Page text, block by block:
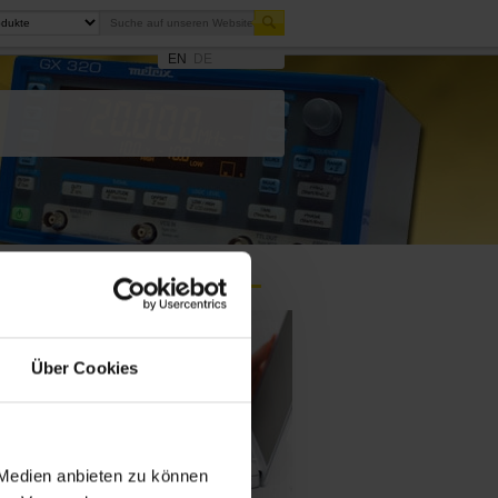
Über Cookies
anbieten zu können
EN
Techniker